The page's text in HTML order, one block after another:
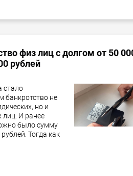
физ лиц с долгом от 50
рублей
стало
не
но и
лиц. И ранее
было сумму
Тогда как